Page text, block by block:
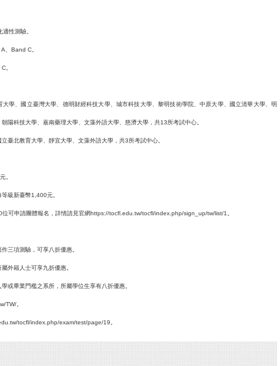
性測驗。
、Band C。
。
大學、國立臺灣大學、德明財經科技大學、城市科技大學、黎明技術學院、中原大學、國立清華大學、明
陽科技大學、嘉南藥理大學、文藻外語大學、慈濟大學，共13所考試中心。
臺北教育大學、靜宜大學、文藻外語大學，共3所考試中心。
。
級新臺幣1,400元。
位可申請團體報名，詳情請見官網https://tocfl.edu.tw/tocfl/index.php/sign_up/tw/list/1。
三項測驗，可享八折優惠。
外籍人士可享九折優惠。
或畢業門檻之系所，所屬學位生享有八折優惠。
TW/。
tocfl/index.php/exam/test/page/19。